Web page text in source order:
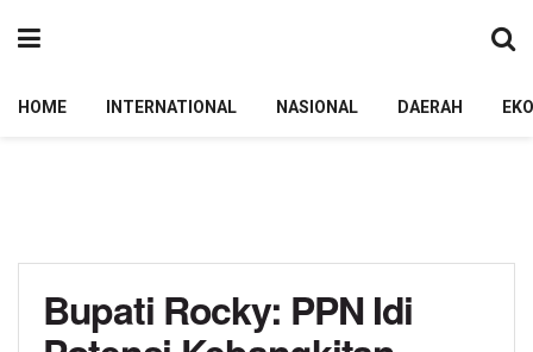
HOME INTERNATIONAL NASIONAL DAERAH
Bupati Rocky: PPN Idi